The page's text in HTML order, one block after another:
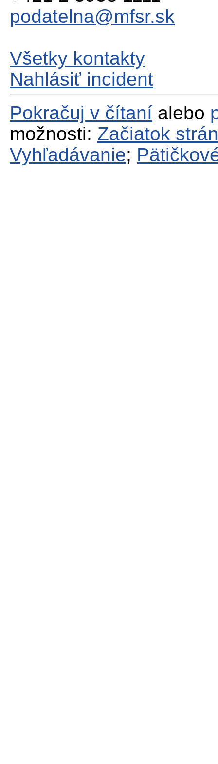
podatelna@mfsr.sk
Všetky kontakty
Nahlásiť incident
Pokračuj v čítaní alebo
možnosti: Začiatok
Vyhľadávanie;